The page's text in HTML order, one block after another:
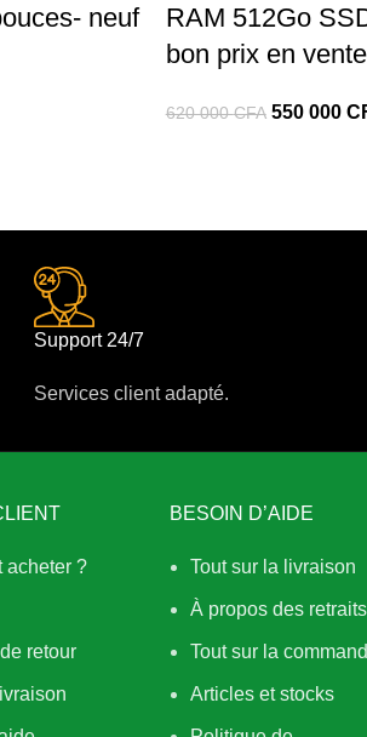
neuf
RAM 512Go
bon prix en
620 000CFA 550 000
Support 24/7
Services client adapté.
acheter ?
retour
BESOIN D’AIDE
Tout sur la livraison
À propos des retraits
Tout sur la
Articles et stocks